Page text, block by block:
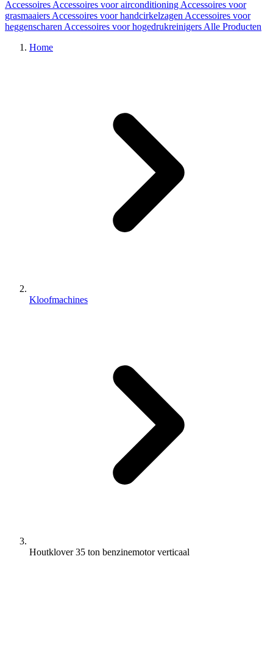
Accessoires Accessoires voor airconditioning Accessoires voor
grasmaaiers Accessoires voor handcirkelzagen Accessoires voor
heggenscharen Accessoires voor hogedrukreinigers Alle Producten
Home
Kloofmachines
Houtklover 35 ton benzinemotor verticaal